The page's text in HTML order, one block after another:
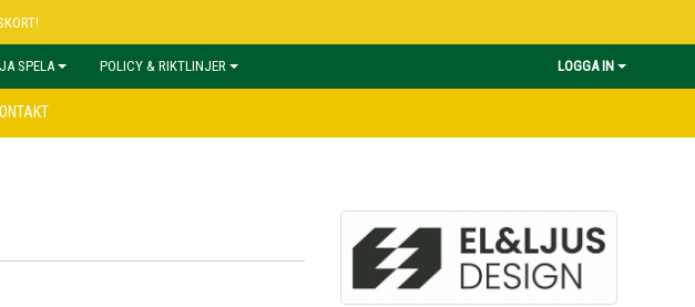
SPELA POLICY & RIKTLINJER LOGGA IN